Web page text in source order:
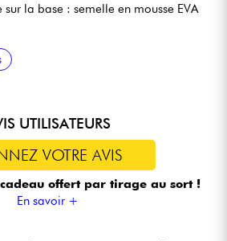
la base : semelle en mousse EVA
UTILISATEURS
VOTRE AVIS
offert par tirage au sort !
En savoir +